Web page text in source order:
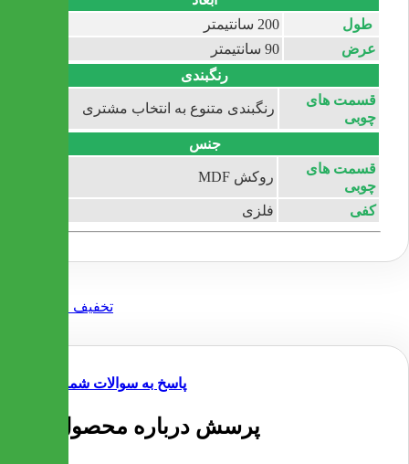
طول
200 سانتیمتر
عرض
90 سانتیمتر
رنگبندی
قسمت های
چوبی
رنگبندی متنوع به انتخاب مشتری
جنس
قسمت های
چوبی
روکش MDF
کفی فلزی
پاسخ به سوالات شما
18 پرسش درباره محصول